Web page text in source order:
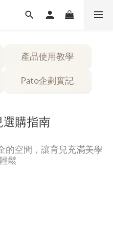
產品使用教學
Pato企劃實記
選購指南
的空間，讓育兒充滿美學
鬆